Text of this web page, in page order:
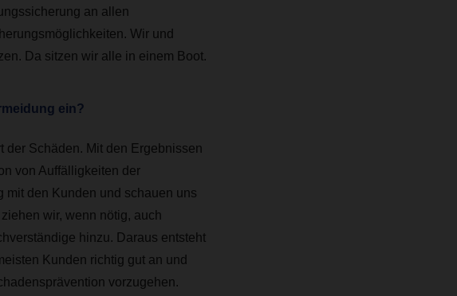
an allen
Wir und
Da sitzen wir alle in einem Boot.
ein?
der Schäden. Mit den Ergebnissen
von Auffälligkeiten der
den Kunden und schauen uns
wir, wenn nötig, auch
hinzu. Daraus entsteht
Kunden richtig gut an und
vorzugehen.